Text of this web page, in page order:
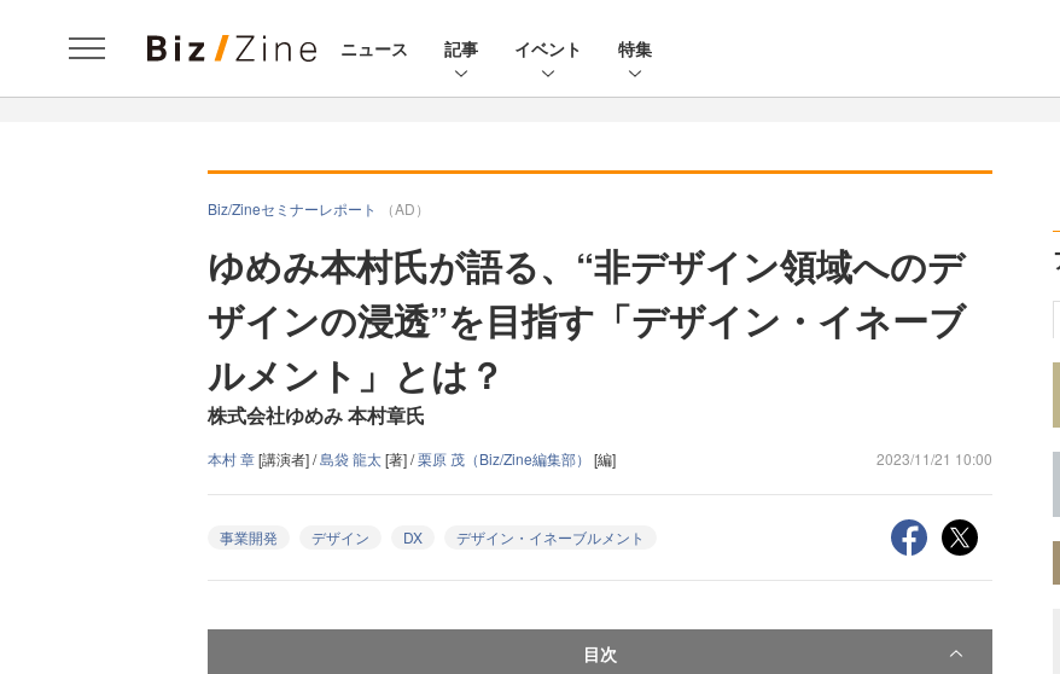
ニュース 記事 イベント 特集
Biz/Zineセミナーレポート （AD）
ゆめみ本村氏が語る、“非デザイン領域へのデ
ザインの浸透”を目指す「デザイン・イネーブ
ルメント」とは？
株式会社ゆめみ 本村章氏
本村 章[講演者] /島袋 龍太[著] /栗原 茂（Biz/Zine編集部） [編] 2023/11/21 10:00
事業開発 デザイン DX デザイン・イネーブルメント
目次